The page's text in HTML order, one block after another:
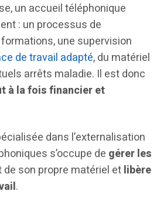
un accueil téléphonique
: un processus de
une supervision
de travail adapté, du matériel
arrêts maladie. Il est donc
à la fois financier et
dans l’externalisation
s’occupe de gérer les
de son propre matériel etlibère
.